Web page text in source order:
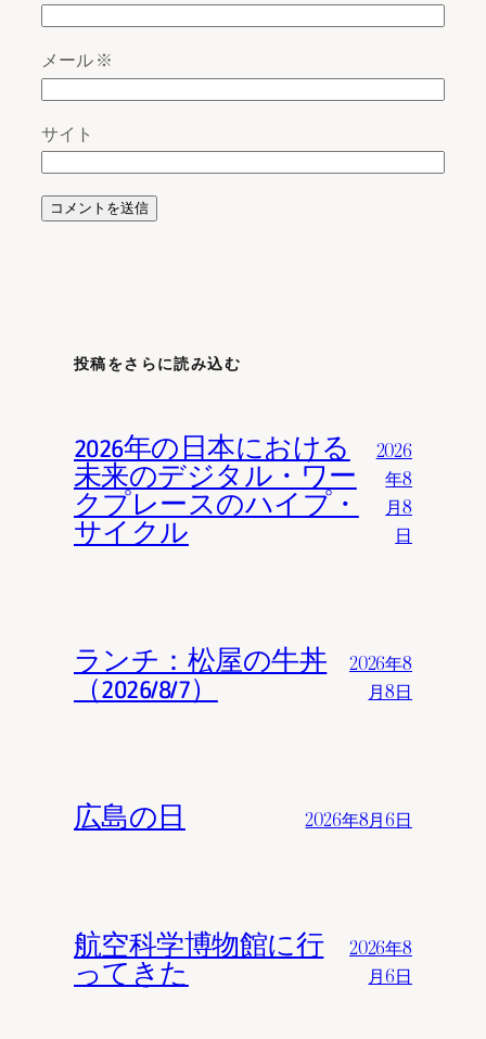
メール※
サイト
投稿をさらに読み込む
2026年の日本における
未来のデジタル・ワー
クプレースのハイプ・
サイクル
2026
年8
月8
日
ランチ：松屋の牛丼
（2026/8/7）
2026年8
月8日
広島の日 2026年8月6日
航空科学博物館に行
ってきた
2026年8
月6日